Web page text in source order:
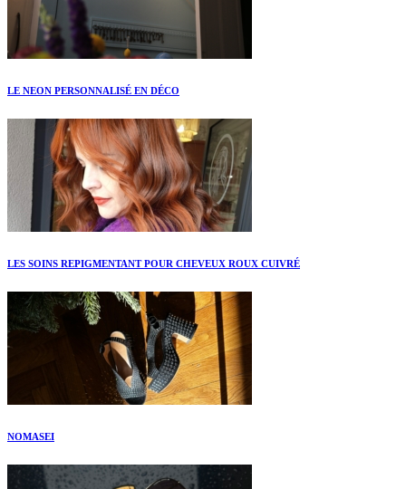
LE NEON PERSONNALISÉ EN DÉCO
LES SOINS REPIGMENTANT POUR CHEVEUX ROUX CUIVRÉ
NOMASEI